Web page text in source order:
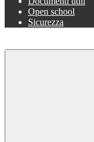
Open school
Sicurezza